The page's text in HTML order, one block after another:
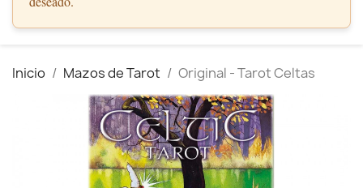
Inicio Mazos de Tarot Original - Tarot Celtas